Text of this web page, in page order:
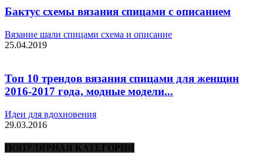
Бактус схемы вязания спицами с описанием
Вязание шали спицами схема и описание
25.04.2019
Топ 10 трендов вязания спицами для женщин
2016-2017 года, модные модели...
Идеи для вдохновения
29.03.2016
ПОПУЛЯРНАЯ КАТЕГОРИЯ